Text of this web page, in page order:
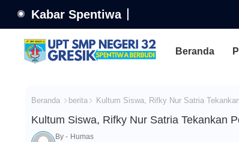
Kabar Spentiwa
Beranda
Beranda berita Kultum Siswa, Rifky Nur Satria
Kultum Siswa, Rifky Nur Satria Tekankan
By - Humas